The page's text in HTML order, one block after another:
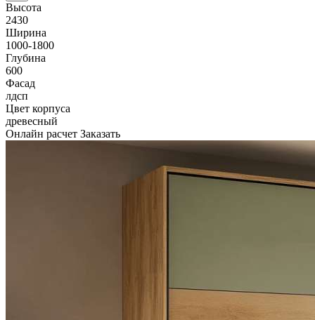
Высота
2430
Ширина
1000-1800
Глубина
600
Фасад
лдсп
Цвет корпуса
древесный
Онлайн расчет Заказать